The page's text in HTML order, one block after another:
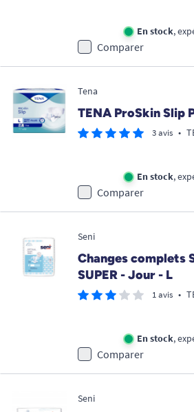
En stock,
Comparer
Tena
TENA ProSkin Slip
3 avis •
En stock,
Comparer
Seni
Changes complets
SUPER - Jour - L
1 avis •
En stock,
Comparer
Seni